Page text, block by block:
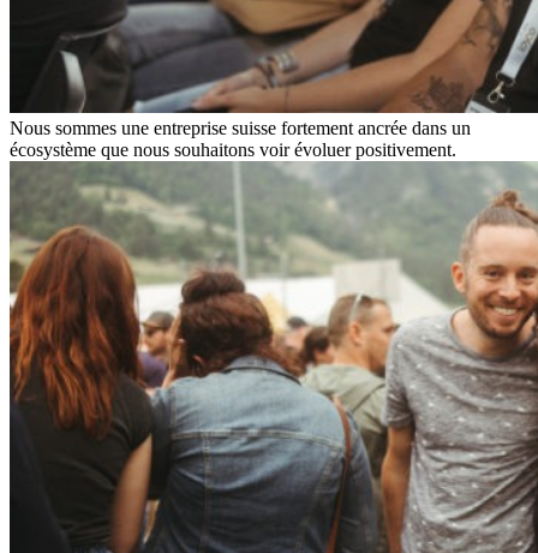
Nous sommes une entreprise suisse fortement ancrée dans un
écosystème que nous souhaitons voir évoluer positivement.